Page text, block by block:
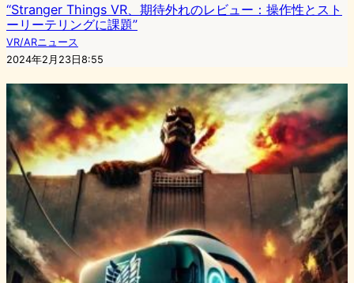
“Stranger Things VR、期待外れのレビュー：操作性とスト
ーリーテリングに課題”
VR/ARニュース
2024年2月23日8:55